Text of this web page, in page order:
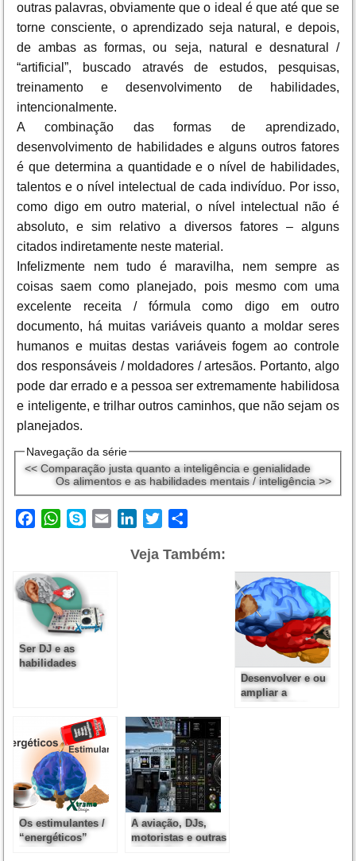
outras palavras, obviamente que o ideal é que até que se
torne consciente, o aprendizado seja natural, e depois,
de ambas as formas, ou seja, natural e desnatural /
“artificial”, buscado através de estudos, pesquisas,
treinamento e desenvolvimento de habilidades,
intencionalmente.
A combinação das formas de aprendizado,
desenvolvimento de habilidades e alguns outros fatores
é que determina a quantidade e o nível de habilidades,
talentos e o nível intelectual de cada indivíduo. Por isso,
como digo em outro material, o nível intelectual não é
absoluto, e sim relativo a diversos fatores – alguns
citados indiretamente neste material.
Infelizmente nem tudo é maravilha, nem sempre as
coisas saem como planejado, pois mesmo com uma
excelente receita / fórmula como digo em outro
documento, há muitas variáveis quanto a moldar seres
humanos e muitas destas variáveis fogem ao controle
dos responsáveis / moldadores / artesãos. Portanto, algo
pode dar errado e a pessoa ser extremamente habilidosa
e inteligente, e trilhar outros caminhos, que não sejam os
planejados.
Navegação da série
<< Comparação justa quanto a inteligência e genialidade
Os alimentos e as habilidades mentais / inteligência >>
FacebookWhatsApp
Skype Email LinkedInTwitter
Veja Também:
Ser DJ e as
habilidades
Desenvolver e ou
ampliar a
Os estimulantes /
“energéticos”
A aviação, DJs,
motoristas e outras